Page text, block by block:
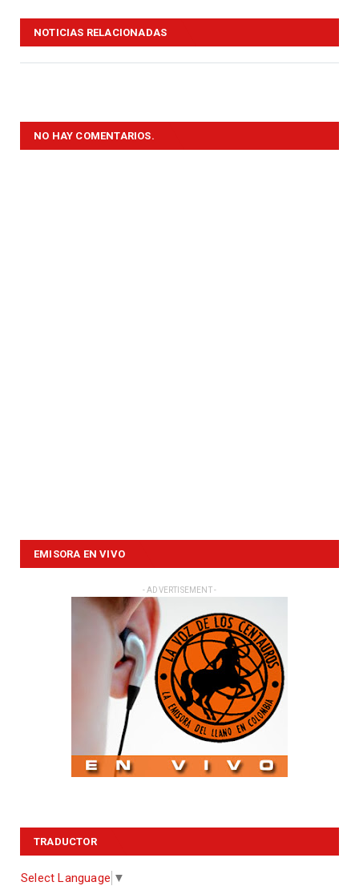
NOTICIAS RELACIONADAS
NO HAY COMENTARIOS.
EMISORA EN VIVO
- ADVERTISEMENT -
TRADUCTOR
Select Language ▼